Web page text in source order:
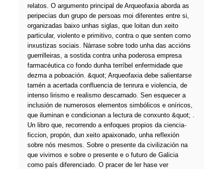
relatos. O argumento principal de Arqueofaxia aborda as
peripecias dun grupo de persoas moi diferentes entre si,
organizadas baixo unhas siglas, que loitan dun xeito
particular, violento e primitivo, contra o que senten como
inxustizas sociais. Nárrase sobre todo unha das accións
guerrilleiras, a sostida contra unha poderosa empresa
farmacéutica co fondo dunha terríbel enfermidade que
dezma a poboación. &quot; Arqueofaxia debe salientarse
tamén a acertada confluencia de tenrura e violencia, de
intenso lirismo e realismo descarnado. Sen esquecer a
inclusión de numerosos elementos simbólicos e oníricos,
que iluminan e condicionan a lectura de conxunto &quot; .
Un libro que, recorrendo a enfoques propios da ciencia-
ficcion, propón, dun xeito apaixonado, unha reflexión
sobre nós mesmos. Sobre o presente da civilización na
que vivimos e sobre o presente e o futuro de Galicia
como país diferenciado. O pracer de ler hase ver